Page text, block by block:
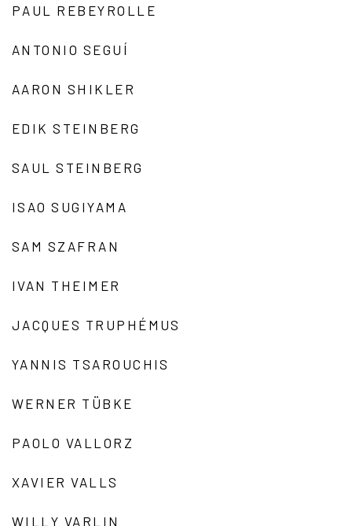
PAUL REBEYROLLE
ANTONIO SEGUÍ
AARON SHIKLER
EDIK STEINBERG
SAUL STEINBERG
ISAO SUGIYAMA
SAM SZAFRAN
IVAN THEIMER
JACQUES TRUPHÉMUS
YANNIS TSAROUCHIS
WERNER TÜBKE
PAOLO VALLORZ
XAVIER VALLS
WILLY VARLIN